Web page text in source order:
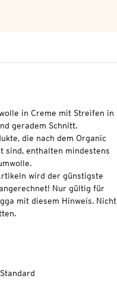
in Creme mit Streifen in
geradem Schnitt.
die nach dem Organic
sind, enthalten mindestens
wird der günstigste
Nur gültig für
mit diesem Hinweis. Nicht